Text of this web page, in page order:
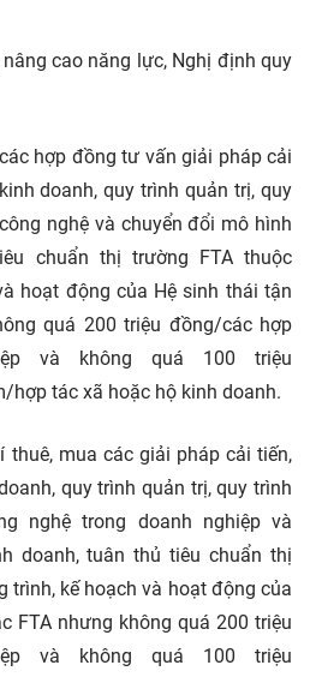
cao năng lực, Nghị định quy
hợp đồng tư vấn giải pháp cải
doanh, quy trình quản trị, quy
nghệ và chuyển đổi mô hình
chuẩn thị trường FTA thuộc
hoạt động của Hệ sinh thái tận
quá 200 triệu đồng/các hợp
và không quá 100 triệu
tác xã hoặc hộ kinh doanh.
thuê, mua các giải pháp cải tiến,
quy trình quản trị, quy trình
nghệ trong doanh nghiệp và
doanh, tuân thủ tiêu chuẩn thị
trình, kế hoạch và hoạt động của
FTA nhưng không quá 200 triệu
và không quá 100 triệu